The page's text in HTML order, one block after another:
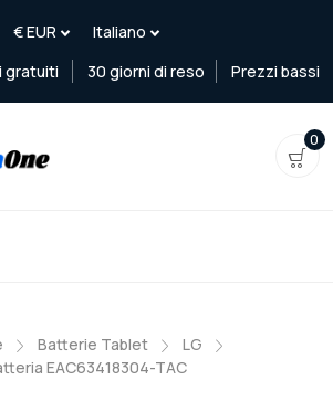
gratuiti 30 giorni di reso Prezzi bassi
0
Batterie Tablet
LG
EAC63418304-TAC